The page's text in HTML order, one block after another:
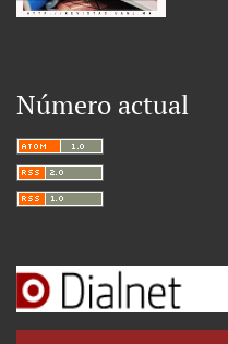
Número actual